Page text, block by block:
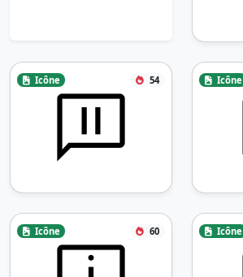
Icône 54 Icône
Icône 60 Icône